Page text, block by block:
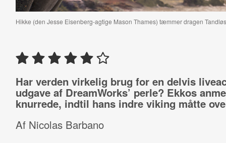
Hikke (den Jesse Eisenberg-agtige Mason Thames) tæmmer dragen
Har verden virkelig brug for en delvis
udgave af DreamWorks’ perle? Ekkos
knurrede, indtil hans indre viking måtte
Af Nicolas Barbano